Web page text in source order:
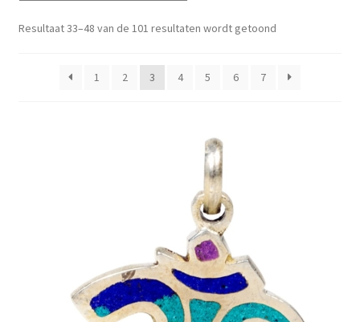
Afrekenen
Mijn account
Resultaat 33–48 van de 101 resultaten wordt getoond
1 2 3 4 5 6 7